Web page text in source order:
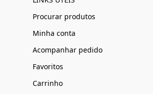
Procurar produtos
Minha conta
Acompanhar pedido
Favoritos
Carrinho